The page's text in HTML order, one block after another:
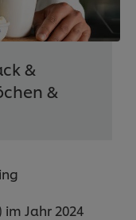
&
&
im Jahr 2024